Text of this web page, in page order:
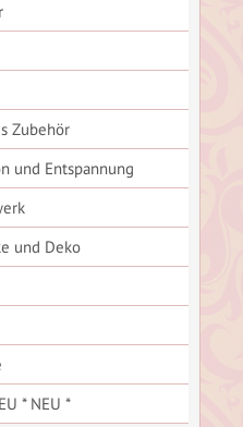
Zubehör
und Entspannung
und Deko
* NEU *